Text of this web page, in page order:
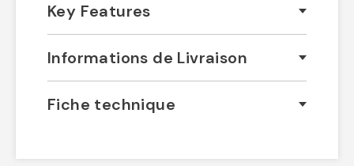
Key Features
Informations de Livraison
Fiche technique